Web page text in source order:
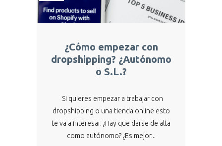
¿Cómo empezar con
dropshipping? ¿Autónomo
o S.L.?
Si quieres empezar a trabajar con
dropshipping o una tienda online esto
te va a interesar. ¿Hay que darse de alta
como autónomo? ¿Es mejor...